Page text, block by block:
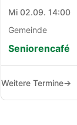
Mi 02.09. 14:00
Gemeinde
Seniorencafé
Weitere Termine→